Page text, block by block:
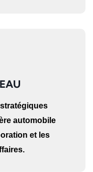
automobile
et les